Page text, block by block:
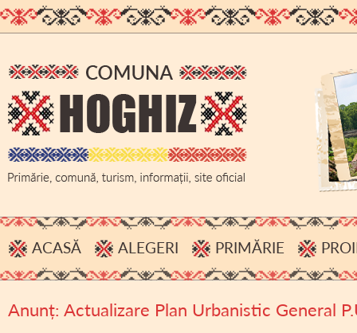
ACASĂ ALEGERI
PROCESE VERBALE, INFORMĂRI
HOTĂRÂRI B.E.C.
PRIMĂRIE
ADMINISTRAȚIE
BUGET
Anunț: Actualizare Plan Urbanistic General